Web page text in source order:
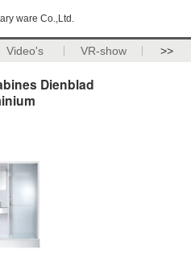
ware Co.,Ltd.
Video's VR-show >>
Dienblad